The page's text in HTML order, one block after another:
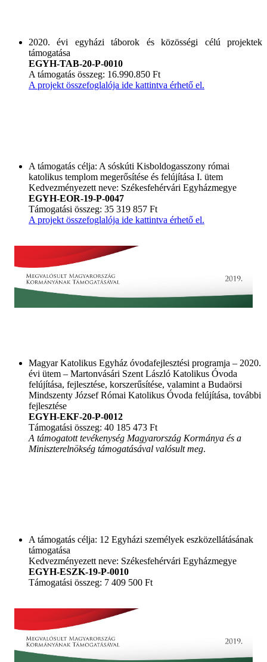
2020. évi egyházi táborok és közösségi célú projektek
támogatása
EGYH-TAB-20-P-0010
A támogatás összeg: 16.990.850 Ft
A projekt összefoglalója ide kattintva érhető el.
A támogatás célja: A sóskúti Kisboldogasszony római
katolikus templom megerősítése és felújítása I. ütem
Kedvezményezett neve: Székesfehérvári Egyházmegye
EGYH-EOR-19-P-0047
Támogatási összeg: 35 319 857 Ft
A projekt összefoglalója ide kattintva érhető el.
Magyar Katolikus Egyház óvodafejlesztési programja – 2020.
évi ütem – Martonvásári Szent László Katolikus Óvoda
felújítása, fejlesztése, korszerűsítése, valamint a Budaörsi
Mindszenty József Római Katolikus Óvoda felújítása, további
fejlesztése
EGYH-EKF-20-P-0012
Támogatási összeg: 40 185 473 Ft
A támogatott tevékenység Magyarország Kormánya és a
Miniszterelnökség támogatásával valósult meg.
A támogatás célja: 12 Egyházi személyek eszközellátásának
támogatása
Kedvezményezett neve: Székesfehérvári Egyházmegye
EGYH-ESZK-19-P-0010
Támogatási összeg: 7 409 500 Ft